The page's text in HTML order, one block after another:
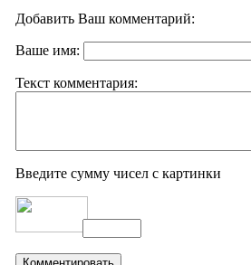
Добавить Ваш комментарий:
Ваше имя:
Текст комментария:
Введите сумму чисел с картинки